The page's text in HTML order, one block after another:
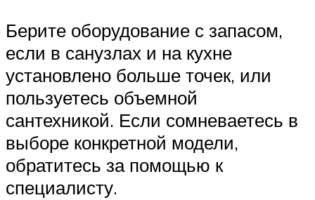
Берите оборудование с запасом,
если в санузлах и на кухне
установлено больше точек, или
пользуетесь объемной
сантехникой. Если сомневаетесь в
выборе конкретной модели,
обратитесь за помощью к
специалисту.